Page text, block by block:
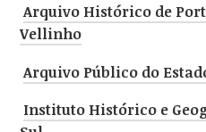
Arquivo Histórico de
Vellinho
Arquivo Público do
Instituto Histórico e